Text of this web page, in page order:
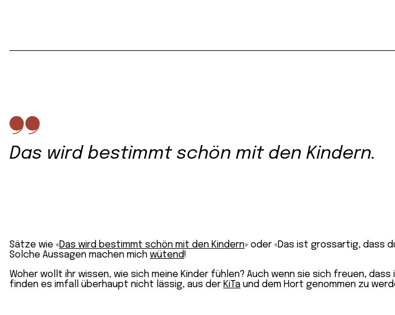
Das wird bestimmt schön mit den Kindern.
Sätze wie «Das wird bestimmt schön mit den Kindern» oder «Das ist grossartig, dass
Solche Aussagen machen mich wütend!
Woher wollt ihr wissen, wie sich meine Kinder fühlen? Auch wenn sie sich freuen,
finden es imfall überhaupt nicht lässig, aus der KiTa und dem Hort genommen zu